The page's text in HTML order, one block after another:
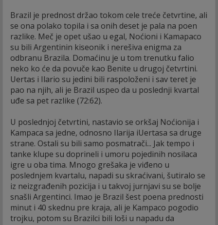
Brazil je prednost držao tokom cele treće četvrtine, ali
se ona polako topila i sa onih deset je pala na poen
razlike. Meč je opet ušao u egal, Noćioni i Kamapaco
su bili Argentinin kiseonik i nerešiva enigma za
odbranu Brazila. Domaćinu je u tom trenutku falio
neko ko će da povuče kao Benite u drugoj četvrtini.
Uertas i Ilario su jedini bili raspoloženi i sav teret je
pao na njih, ali je Brazil uspeo da u poslednji kvartal
uđe sa pet razlike (72:62).
U poslednjoj četvrtini, nastavio se orkšaj Noćionija i
Kampaca sa jedne, odnosno Ilarija iUertasa sa druge
strane. Ostali su bili samo posmatrači... Jak tempo i
tanke klupe su doprineli i umoru pojedinih nosilaca
igre u oba tima. Mnogo grešaka je viđeno u
poslednjem kvartalu, napadi su skraćivani, šutiralo se
iz neizgrađenih pozicija i u takvoj jurnjavi su se bolje
snašli Argentinci. Imao je Brazil šest poena prednosti
minut i 40 skednu pre kraja, ali je Kampaco pogodio
trojku, potom su Brazilci bili loši u napadu da